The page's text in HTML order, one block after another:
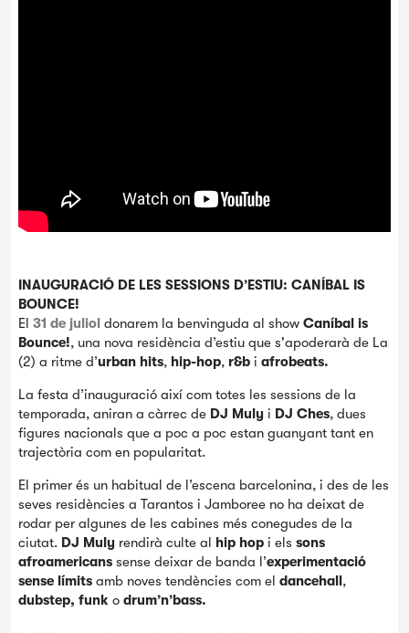
INAUGURACIÓ DE LES SESSIONS D’ESTIU: CANÍBAL IS
BOUNCE!
El 31 de juliol donarem la benvinguda al show Caníbal is
Bounce!, una nova residència d’estiu que s'apoderarà de La
(2) a ritme d’urban hits, hip-hop, r&b i afrobeats.
La festa d’inauguració així com totes les sessions de la
temporada, aniran a càrrec de DJ Muly i DJ Ches, dues
figures nacionals que a poc a poc estan guanyant tant en
trajectòria com en popularitat.
El primer és un habitual de l’escena barcelonina, i des de les
seves residències a Tarantos i Jamboree no ha deixat de
rodar per algunes de les cabines més conegudes de la
ciutat. DJ Muly rendirà culte al hip hop i els sons
afroamericans sense deixar de banda l’experimentació
sense límits amb noves tendències com el dancehall,
dubstep, funk o drum’n’bass.